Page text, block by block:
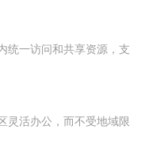
统一访问和共享资源，支
灵活办公，而不受地域限